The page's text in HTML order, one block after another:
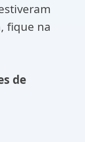
fique na
de